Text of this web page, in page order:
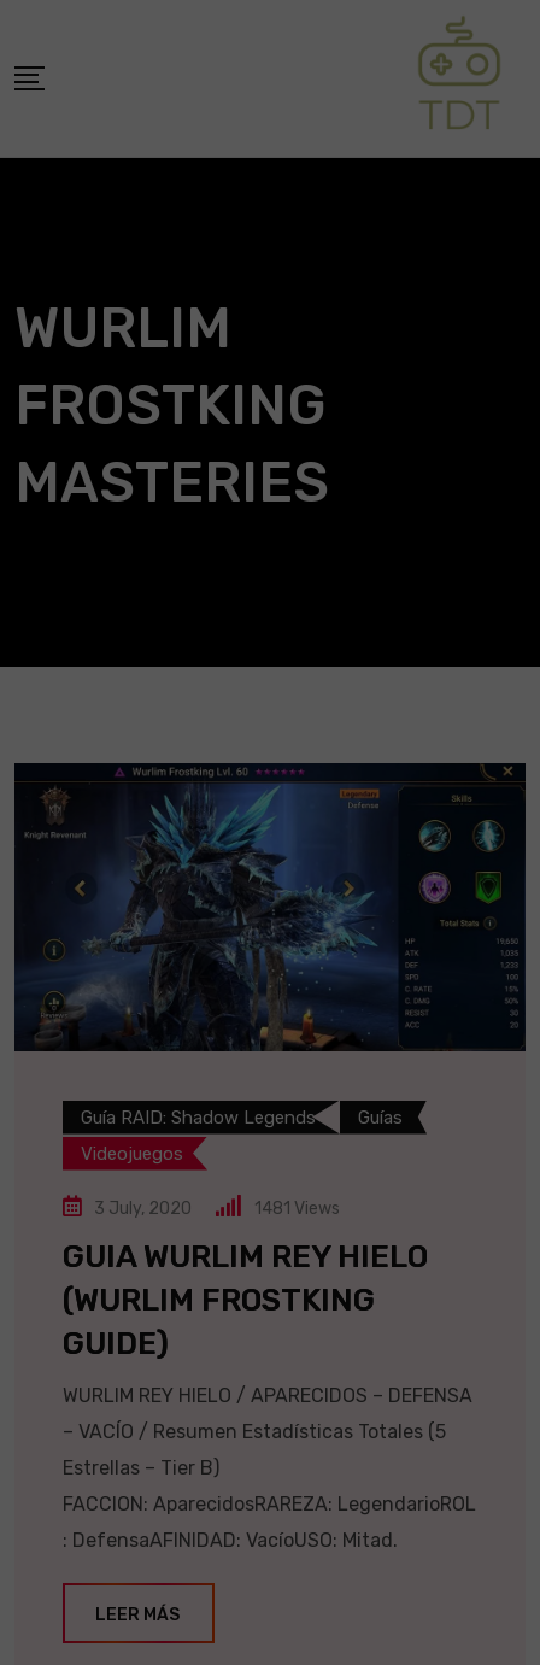
content
WURLIM
FROSTKING
MASTERIES
Guía RAID: Shadow Legends
Guías
Videojuegos
3 July, 2020 1481 Views
GUIA WURLIM REY HIELO
(WURLIM FROSTKING
GUIDE)
WURLIM REY HIELO / APARECIDOS – DEFENSA
– VACÍO / Resumen Estadísticas Totales (5
Estrellas – Tier B)
FACCION: AparecidosRAREZA: LegendarioROL
: DefensaAFINIDAD: VacíoUSO: Mitad.
LEER MÁS